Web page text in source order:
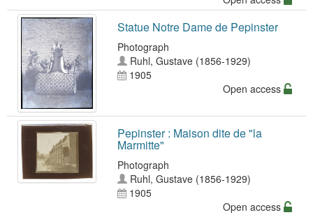
Statue Notre Dame de Pepinster
Photograph
Ruhl, Gustave (1856-1929)
1905
Open access
Pepinster : Maison dite de "la
Marmitte"
Photograph
Ruhl, Gustave (1856-1929)
1905
Open access